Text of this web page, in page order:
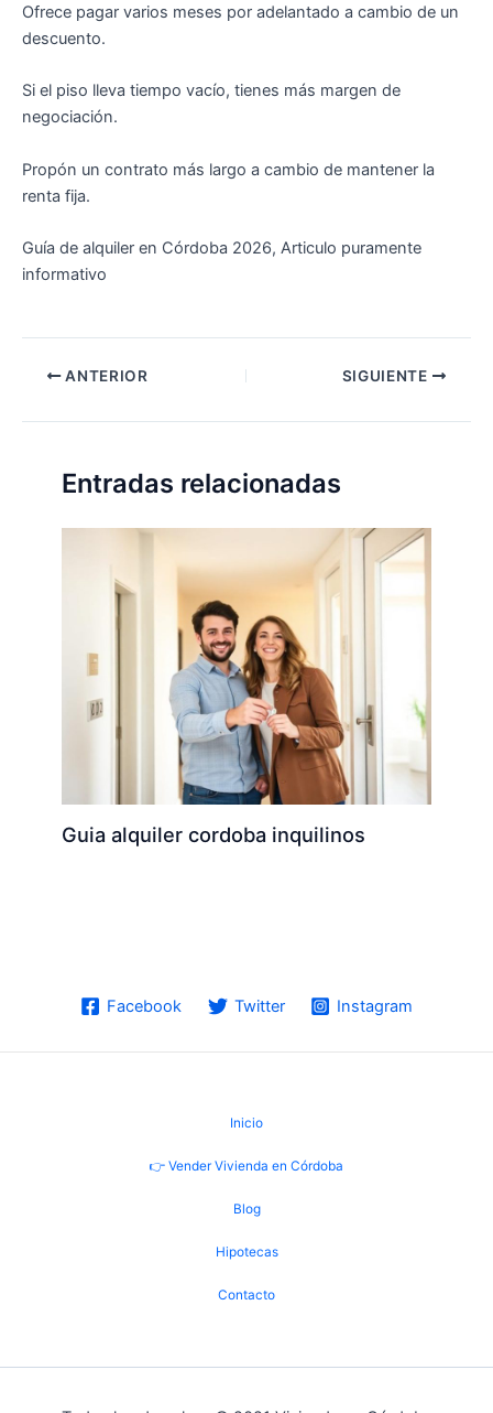
Ofrece pagar varios meses por adelantado a cambio de un
descuento.
Si el piso lleva tiempo vacío, tienes más margen de
negociación.
Propón un contrato más largo a cambio de mantener la
renta fija.
Guía de alquiler en Córdoba 2026, Articulo puramente
informativo
ANTERIOR SIGUIENTE
Entradas relacionadas
Guia alquiler cordoba inquilinos
Facebook Twitter Instagram
Inicio
👉 Vender Vivienda en Córdoba
Blog
Hipotecas
Contacto